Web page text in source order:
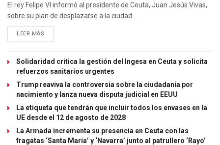
El rey Felipe VI informó al presidente de Ceuta, Juan Jesús Vivas,
sobre su plan de desplazarse a la ciudad...
LEER MÁS
Solidaridad critica la gestión del Ingesa en Ceuta y solicita
refuerzos sanitarios urgentes
Trump reaviva la controversia sobre la ciudadanía por
nacimiento y lanza nueva disputa judicial en EEUU
La etiqueta que tendrán que incluir todos los envases en la
UE desde el 12 de agosto de 2028
La Armada incrementa su presencia en Ceuta con las
fragatas ‘Santa María’ y ‘Navarra’ junto al patrullero ‘Rayo’